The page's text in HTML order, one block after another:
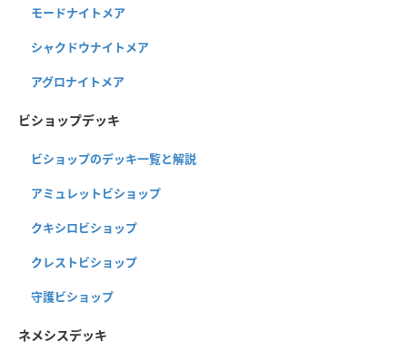
モードナイトメア
シャクドウナイトメア
アグロナイトメア
ビショップデッキ
ビショップのデッキ一覧と解説
アミュレットビショップ
クキシロビショップ
クレストビショップ
守護ビショップ
ネメシスデッキ